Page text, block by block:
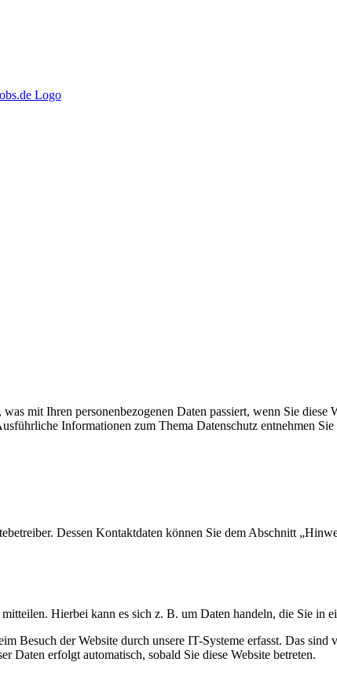
mit Ihren personenbezogenen Daten passiert, wenn Sie diese
Informationen zum Thema Datenschutz entnehmen
Dessen Kontaktdaten können Sie dem Abschnitt
Hierbei kann es sich z. B. um Daten handeln, die Sie in
Besuch der Website durch unsere IT-Systeme erfasst. Das sind
Daten erfolgt automatisch, sobald Sie diese Website betreten.